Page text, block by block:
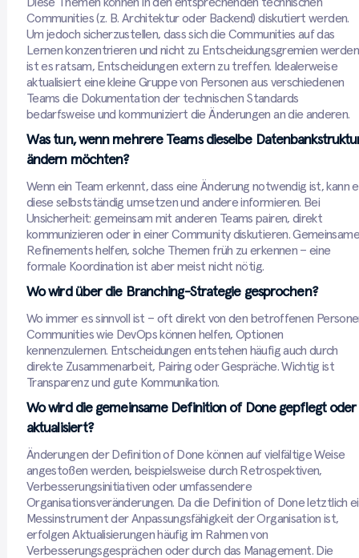
Communities (z. B. Architektur oder Backend) diskutiert werden.
Um jedoch sicherzustellen, dass sich die Communities auf das
Lernen konzentrieren und nicht zu Entscheidungsgremien
ist es ratsam, Entscheidungen extern zu treffen. Idealerweise
aktualisiert eine kleine Gruppe von Personen aus verschiedenen
Teams die Dokumentation der technischen Standards
bedarfsweise und kommuniziert die Änderungen an die anderen.
Was tun, wenn mehrere Teams dieselbe
ändern möchten?
Wenn ein Team erkennt, dass eine Änderung notwendig ist, kann
diese selbstständig umsetzen und andere informieren. Bei
Unsicherheit: gemeinsam mit anderen Teams pairen, direkt
kommunizieren oder in einer Community diskutieren. Gemeinsame
Refinements helfen, solche Themen früh zu erkennen – eine
formale Koordination ist aber meist nicht nötig.
Wo wird über die Branching-Strategie gesprochen?
Wo immer es sinnvoll ist – oft direkt von den betroffenen
Communities wie DevOps können helfen, Optionen
kennenzulernen. Entscheidungen entstehen häufig auch durch
direkte Zusammenarbeit, Pairing oder Gespräche. Wichtig ist
Transparenz und gute Kommunikation.
Wo wird die gemeinsame Definition of Done gepflegt oder
aktualisiert?
Änderungen der Definition of Done können auf vielfältige Weise
angestoßen werden, beispielsweise durch Retrospektiven,
Verbesserungsinitiativen oder umfassendere
Organisationsveränderungen. Da die Definition of Done letztlich
Messinstrument der Anpassungsfähigkeit der Organisation ist,
erfolgen Aktualisierungen häufig im Rahmen von
Verbesserungsgesprächen oder durch das Management. Die